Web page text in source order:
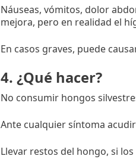
Náuseas, vómitos, dolor
mejora, pero en realidad el
En casos graves, puede
4. ¿Qué hacer?
No consumir hongos
Ante cualquier síntoma
Llevar restos del hongo, si